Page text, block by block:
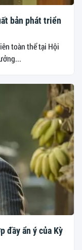
bản phát triển
toàn thể tại Hội
đầy ẩn ý của Kỳ